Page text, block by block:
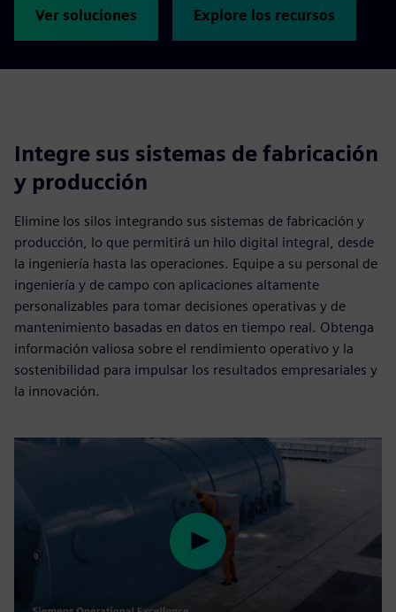
Ver soluciones Explore los recursos
Integre sus sistemas de fabricación
y producción
Elimine los silos integrando sus sistemas de fabricación y
producción, lo que permitirá un hilo digital integral, desde
la ingeniería hasta las operaciones. Equipe a su personal de
ingeniería y de campo con aplicaciones altamente
personalizables para tomar decisiones operativas y de
mantenimiento basadas en datos en tiempo real. Obtenga
información valiosa sobre el rendimiento operativo y la
sostenibilidad para impulsar los resultados empresariales y
la innovación.
Play